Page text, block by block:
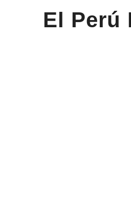
El Perú